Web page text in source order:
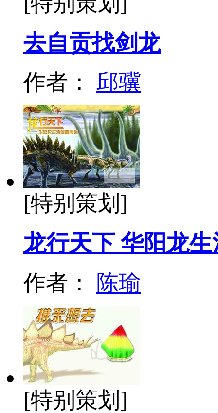
去自贡找剑龙
作者： 邱骥
[特别策划]
龙行天下 华阳龙
作者： 陈瑜
[特别策划]